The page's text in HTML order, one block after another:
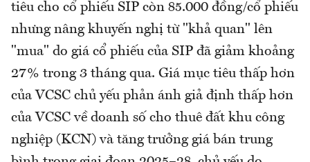
tiêu cho cổ phiếu SIP còn 85.000 đồng/cổ phiếu
nhưng nâng khuyến nghị từ "khả quan" lên
"mua" do giá cổ phiếu của SIP đã giảm khoảng
27% trong 3 tháng qua. Giá mục tiêu thấp hơn
của VCSC chủ yếu phản ánh giả định thấp hơn
của VCSC về doanh số cho thuê đất khu công
nghiệp (KCN) và tăng trưởng giá bán trung